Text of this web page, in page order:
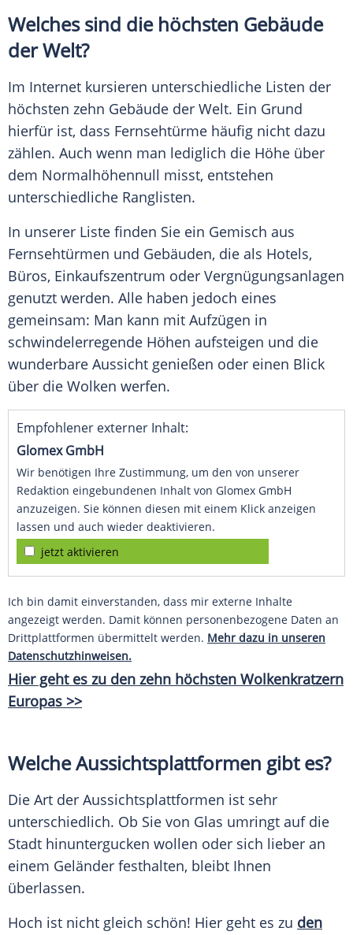
Welches sind die höchsten Gebäude
der Welt?
Im Internet kursieren unterschiedliche Listen der
höchsten zehn Gebäude der Welt. Ein Grund
hierfür ist, dass Fernsehtürme häufig nicht dazu
zählen. Auch wenn man lediglich die Höhe über
dem Normalhöhennull misst, entstehen
unterschiedliche Ranglisten.
In unserer Liste finden Sie ein Gemisch aus
Fernsehtürmen und Gebäuden, die als Hotels,
Büros, Einkaufszentrum oder Vergnügungsanlagen
genutzt werden. Alle haben jedoch eines
gemeinsam: Man kann mit Aufzügen in
schwindelerregende Höhen aufsteigen und die
wunderbare Aussicht genießen oder einen Blick
über die Wolken werfen.
Empfohlener externer Inhalt:
Glomex GmbH
Wir benötigen Ihre Zustimmung, um den von unserer
Redaktion eingebundenen Inhalt von Glomex GmbH
anzuzeigen. Sie können diesen mit einem Klick anzeigen
lassen und auch wieder deaktivieren.
jetzt aktivieren
Ich bin damit einverstanden, dass mir externe Inhalte
angezeigt werden. Damit können personenbezogene Daten an
Drittplattformen übermittelt werden. Mehr dazu in unseren
Datenschutzhinweisen.
Hier geht es zu den zehn höchsten Wolkenkratzern
Europas >>
Welche Aussichtsplattformen gibt es?
Die Art der Aussichtsplattformen ist sehr
unterschiedlich. Ob Sie von Glas umringt auf die
Stadt hinuntergucken wollen oder sich lieber an
einem Geländer festhalten, bleibt Ihnen
überlassen.
Hoch ist nicht gleich schön! Hier geht es zu den